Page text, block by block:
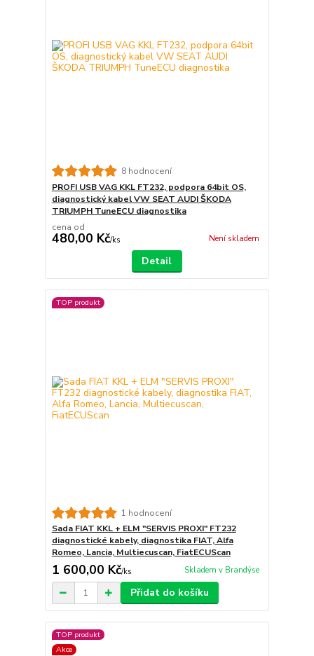
8 hodnocení
PROFI USB VAG KKL FT232, podpora 64bit OS,
diagnostický kabel VW SEAT AUDI ŠKODA
TRIUMPH TuneECU diagnostika
cena od
480,00 Kč/ks Není skladem
Detail
TOP produkt
1 hodnocení
Sada FIAT KKL + ELM "SERVIS PROXI" FT232
diagnostické kabely, diagnostika FIAT, Alfa
Romeo, Lancia, Multiecuscan, FiatECUScan
1 600,00 Kč/ks Skladem v Brandýse
Přidat do košíku
TOP produkt
Akce